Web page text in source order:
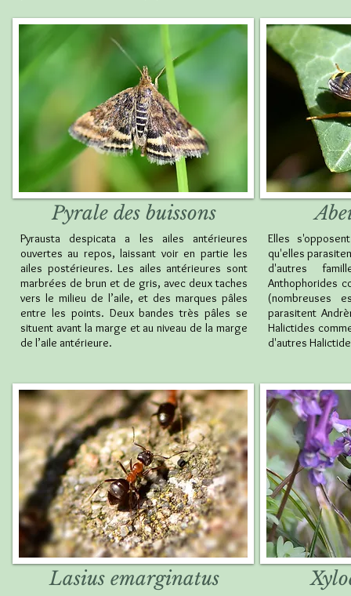
Pyrale des buissons
Pyrausta despicata a les ailes antérieures
ouvertes au repos, laissant voir en partie les
ailes postérieures. Les ailes antérieures sont
marbrées de brun et de gris, avec deux taches
vers le milieu de l’aile, et des marques pâles
entre les points. Deux bandes très pâles se
situent avant la marge et au niveau de la marge
de l’aile antérieure.
Lasius emarginatus
Elles
qu'elles
d'autres
Anthophorides
(nombreuses
parasitent
Halictides
d'autres